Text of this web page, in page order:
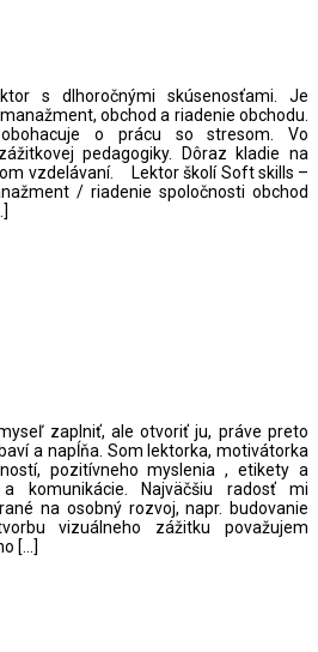
s dlhoročnými skúsenosťami. Je
obchod a riadenie obchodu.
o prácu so stresom. Vo
pedagogiky. Dôraz kladie na
vzdelávaní. Lektor školí Soft skills –
/ riadenie spoločnosti obchod
zaplniť, ale otvoriť ju, práve preto
a napĺňa. Som lektorka, motivátorka
pozitívneho myslenia , etikety a
a komunikácie. Najväčšiu radosť mi
na osobný rozvoj, napr. budovanie
vizuálneho zážitku považujem
[…]